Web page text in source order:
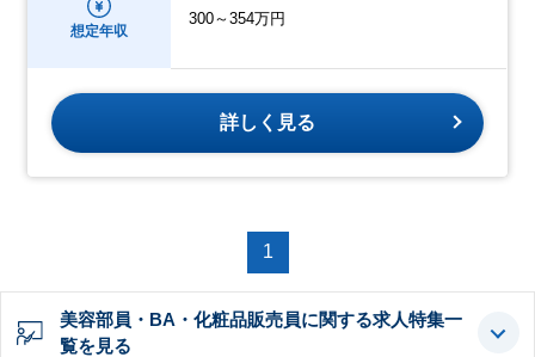
想定年収
300～354万円
詳しく見る
1
美容部員・BA・化粧品販売員に関する求人特集一
覧を見る